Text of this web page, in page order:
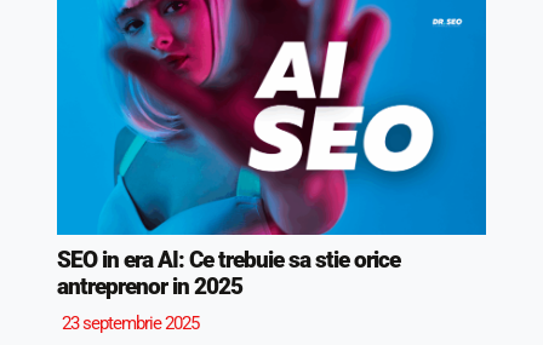
SEO in era AI: Ce trebuie sa stie orice
antreprenor in 2025
23 septembrie 2025